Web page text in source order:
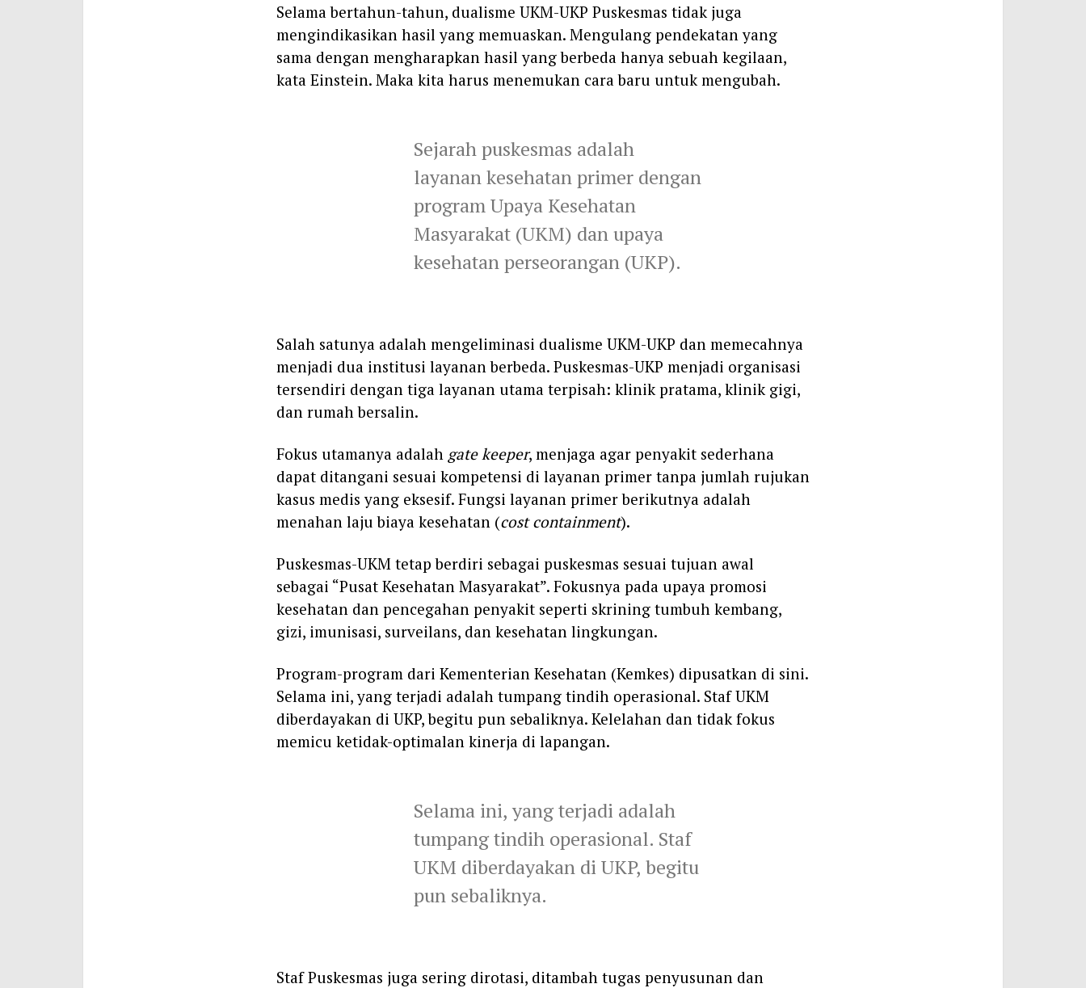
Selama bertahun-tahun, dualisme UKM-UKP Puskesmas tidak juga
mengindikasikan hasil yang memuaskan. Mengulang pendekatan yang
sama dengan mengharapkan hasil yang berbeda hanya sebuah kegilaan,
kata Einstein. Maka kita harus menemukan cara baru untuk mengubah.
Sejarah puskesmas adalah
layanan kesehatan primer dengan
program Upaya Kesehatan
Masyarakat (UKM) dan upaya
kesehatan perseorangan (UKP).
Salah satunya adalah mengeliminasi dualisme UKM-UKP dan memecahnya
menjadi dua institusi layanan berbeda. Puskesmas-UKP menjadi organisasi
tersendiri dengan tiga layanan utama terpisah: klinik pratama, klinik gigi,
dan rumah bersalin.
Fokus utamanya adalah gate keeper, menjaga agar penyakit sederhana
dapat ditangani sesuai kompetensi di layanan primer tanpa jumlah rujukan
kasus medis yang eksesif. Fungsi layanan primer berikutnya adalah
menahan laju biaya kesehatan (cost containment).
Puskesmas-UKM tetap berdiri sebagai puskesmas sesuai tujuan awal
sebagai “Pusat Kesehatan Masyarakat”. Fokusnya pada upaya promosi
kesehatan dan pencegahan penyakit seperti skrining tumbuh kembang,
gizi, imunisasi, surveilans, dan kesehatan lingkungan.
Program-program dari Kementerian Kesehatan (Kemkes) dipusatkan di sini.
Selama ini, yang terjadi adalah tumpang tindih operasional. Staf UKM
diberdayakan di UKP, begitu pun sebaliknya. Kelelahan dan tidak fokus
memicu ketidak-optimalan kinerja di lapangan.
Selama ini, yang terjadi adalah
tumpang tindih operasional. Staf
UKM diberdayakan di UKP, begitu
pun sebaliknya.
Staf Puskesmas juga sering dirotasi, ditambah tugas penyusunan dan